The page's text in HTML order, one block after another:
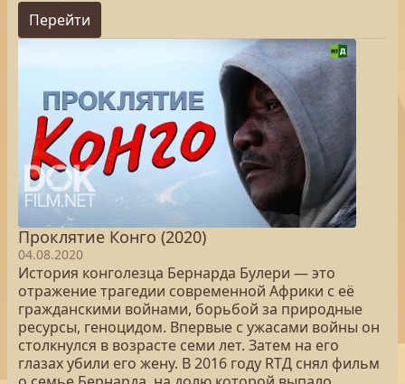
Перейти
Проклятие Конго (2020)
04.08.2020
История конголезца Бернарда Булери — это
отражение трагедии современной Африки с её
гражданскими войнами, борьбой за природные
ресурсы, геноцидом. Впервые с ужасами войны он
столкнулся в возрасте семи лет. Затем на его
глазах убили его жену. В 2016 году RTД снял фильм